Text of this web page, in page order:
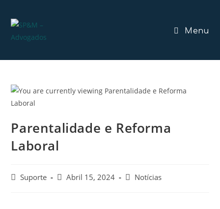
Menu
Parentalidade e Reforma
Laboral
Suporte Abril 15, 2024 Notícias